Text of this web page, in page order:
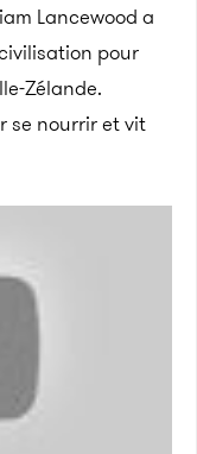
Lancewood a
pour
Zélande.
se nourrir et vit